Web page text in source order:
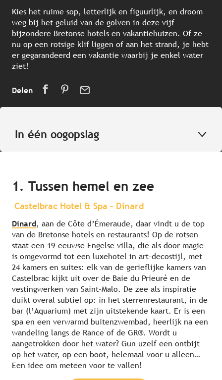
Kies het ruime sop, letterlijk en figuurlijk, en droom
weg bij het geluid van de golven in deze vijf
bijzondere Bretonse hotels en vakantiehuizen. Of ze
nu op een rotsige klif liggen of aan het strand, je hebt
er gegarandeerd een vakantie waarbij je enkel water
ziet!
Delen
In één oogopslag
1. Tussen hemel en zee
Castelbrac Hotel & Spa – Dinard
Dinard, aan de Côte d’Émeraude, daar vindt u de top
van de Bretonse hotels en restaurants! Op de rotsen
staat een 19-eeuwse Engelse villa, die als door magie
is omgevormd tot een luxehotel in art-decostijl, met
24 kamers en suites: elk van de gerieflijke kamers van
Castelbrac kijkt uit over de Baie du Prieuré en de
vestingwerken van Saint-Malo. De zee als inspiratie
duikt overal subtiel op: in het sterrenrestaurant, in de
bar (l’Aquarium) met zijn uitstekende kaart. Er is een
spa en een verwarmd buitenzwembad, heerlijk na een
wandeling langs de Rance of de GR®. Wordt u
aangetrokken door het water? Gun uzelf een ontbijt
op het water, op een boot, helemaal voor u alleen…
Een idee om meteen voor te vallen!